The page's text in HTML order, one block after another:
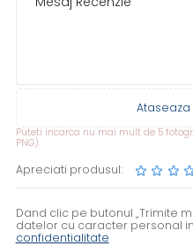
Puteti incarca nu mai mult de 5
PNG).
Apreciati produsul:
Dand clic pe butonul „Trimite
datelor cu caracter personal
confidentialitate